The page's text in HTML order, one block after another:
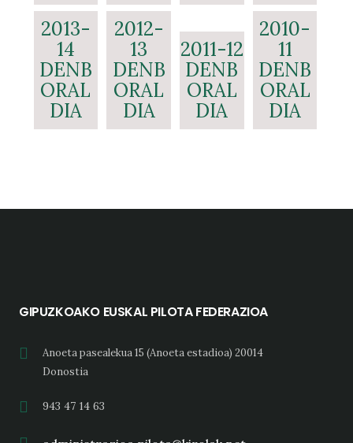
2013-
14
DENB
ORAL
DIA
2012-
13
DENB
ORAL
DIA
2011-12
DENB
ORAL
DIA
2010-
11
DENB
ORAL
DIA
GIPUZKOAKO EUSKAL PILOTA FEDERAZIOA
Anoeta pasealekua 15 (Anoeta estadioa) 20014
Donostia
943 47 14 63